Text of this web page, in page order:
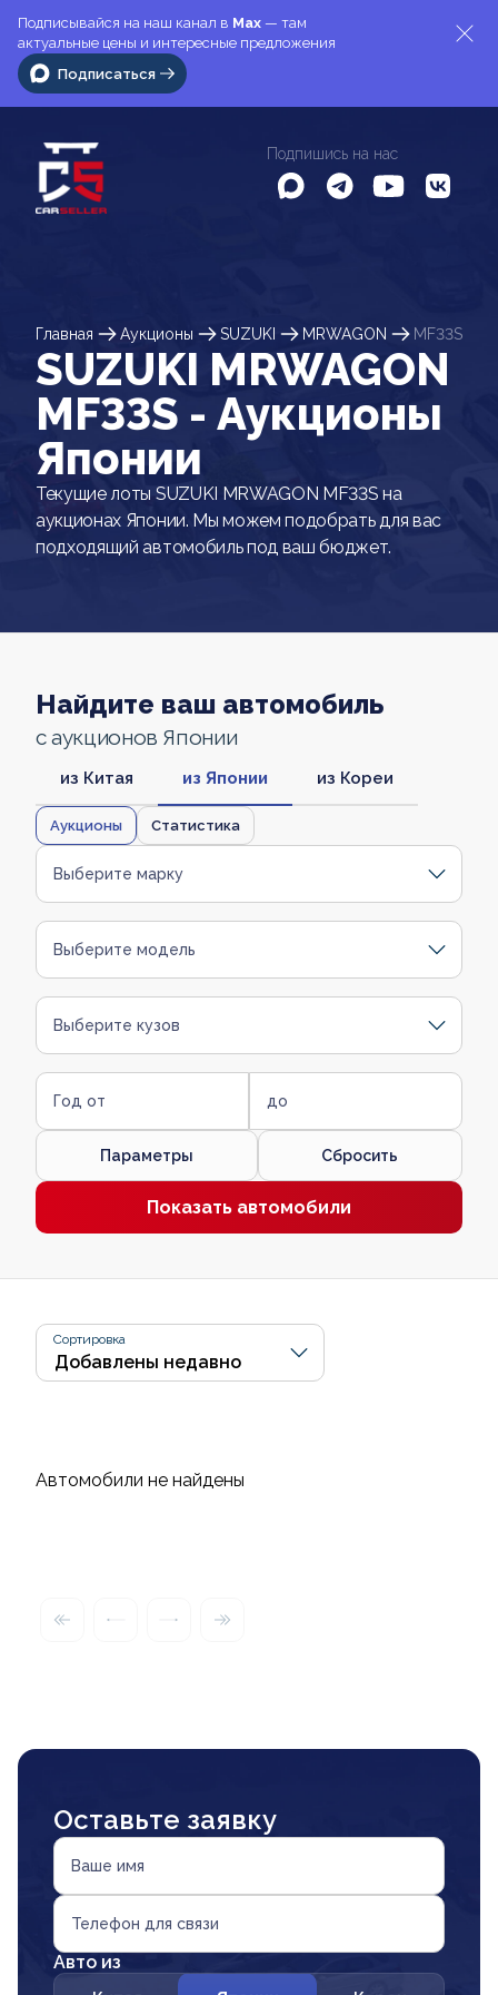
Подписывайся на наш канал в Max — там
актуальные цены и интересные предложения
Подписаться
Подпишись на нас
Главная Аукционы SUZUKI MRWAGON MF33S
SUZUKI MRWAGON
MF33S - Аукционы
Японии
Текущие лоты SUZUKI MRWAGON MF33S на
аукционах Японии. Мы можем подобрать для вас
подходящий автомобиль под ваш бюджет.
Найдите ваш автомобиль
с аукционов Японии
из Китая из Японии из Кореи
Аукционы Статистика
Выберите марку
Выберите модель
Выберите кузов
Год от до
Параметры Сбросить
Показать автомобили
Сортировка
Автомобили не найдены
Оставьте заявку
Ваше имя
Телефон для связи
Авто из